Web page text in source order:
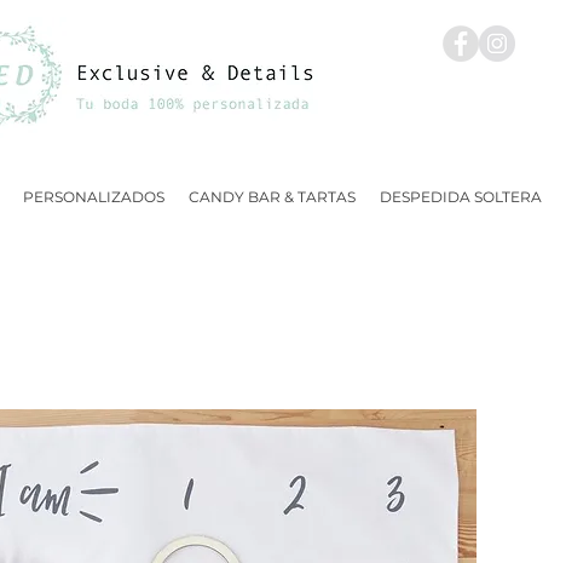
PERSONALIZADOS CANDY BAR & TARTAS DESPEDIDA SOLTERA